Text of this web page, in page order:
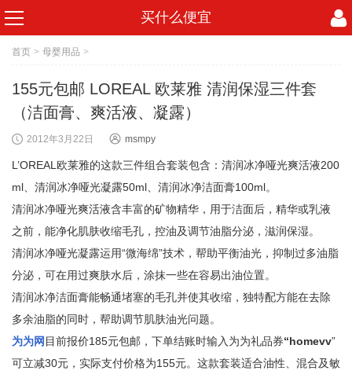
买什么便宜
首页 > 母婴用品 >
155元包邮 LOREAL 欧莱雅 清润保湿三件套
（洁面膏、爽活液、凝露）
2012年3月22日 msmpy
L’OREAL欧莱雅的这款三件组合套装包含：清润冰净哑光爽活液200
ml、清润冰净哑光凝露50ml、清润冰净洁面膏100ml。
清润冰净哑光爽活液含丰富的矿物精华，用于洁面后，精华或乳液
之前，能净化肌肤收缩毛孔，控油及调节油脂分泌，滋润保湿。
清润冰净哑光凝露运用“微海绵”技术，帮助平衡油光，抑制过多油脂
分泌，可在用过爽肤水后，涂抹一些在容易出油位置。
清润冰净洁面膏能畅通堵塞的毛孔并使其收缩，独特配方能在去除
多余油脂的同时，帮助调节肌肤油光问题。
为为网 目前报价185元包邮，下单结账时输入为为礼品券“homevv”
可立减30元，实际支付价格为155元。这款套装适合油性、混合及敏